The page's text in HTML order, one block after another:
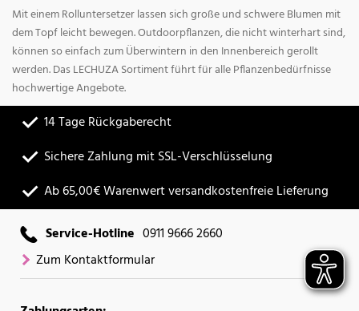
Mit einem Rolluntersetzer lassen sich große und schwere Blumen mit
dem Topf leicht bewegen. Outdoorpflanzen, die nicht winterhart sind,
können so einfach zum Überwintern in den Innenbereich gerollt
werden. Das LECHUZA Sortiment führt für alle Pflanzenbedürfnisse
hochwertige Angebote.
14 Tage Rückgaberecht
Sichere Zahlung mit SSL-Verschlüsselung
Ab 65,00€ Warenwert versandkostenfreie Lieferung
Service-Hotline 0911 9666 2660
Zum Kontaktformular